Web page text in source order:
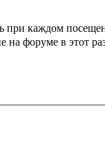
при каждом
на форуме в этот